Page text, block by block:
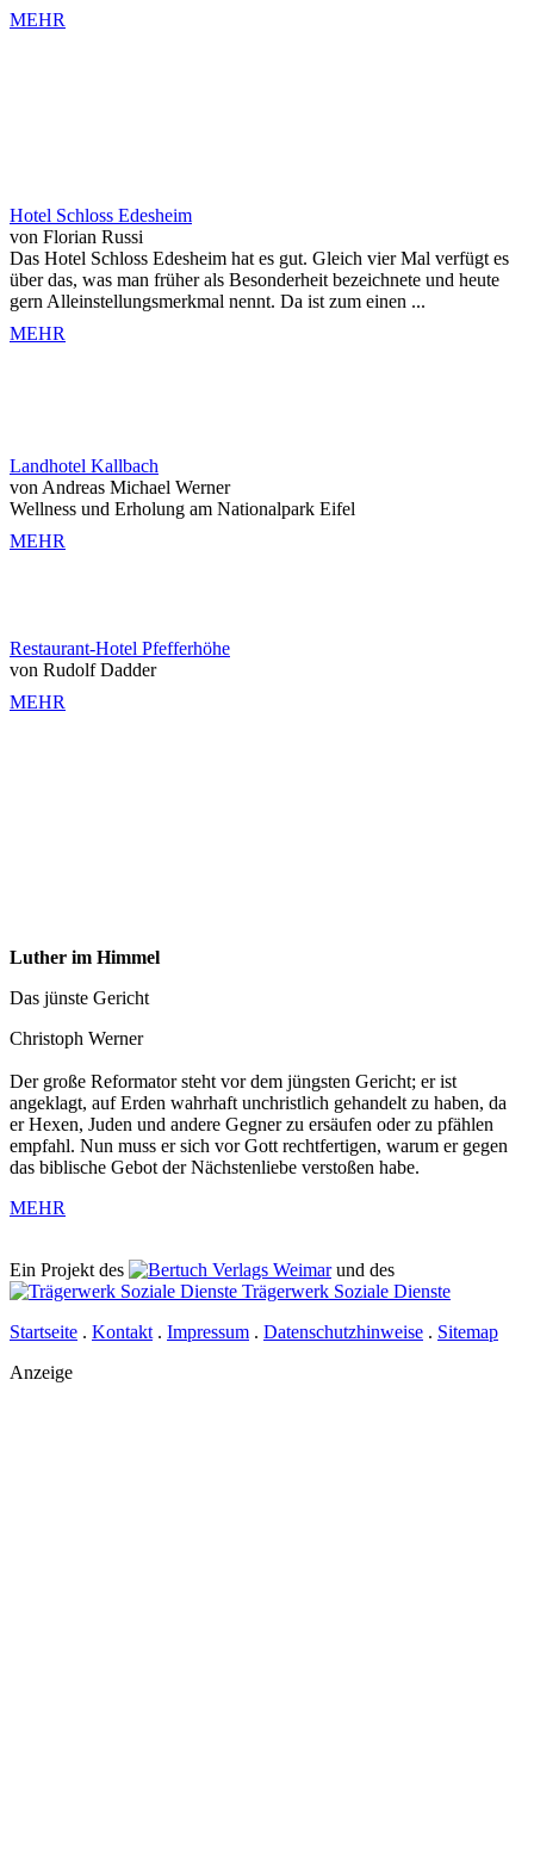
MEHR
Hotel Schloss Edesheim
von Florian Russi
Das Hotel Schloss Edesheim hat es gut. Gleich vier Mal verfügt es
über das, was man früher als Besonderheit bezeichnete und heute
gern Alleinstellungsmerkmal nennt. Da ist zum einen ...
MEHR
Landhotel Kallbach
von Andreas Michael Werner
Wellness und Erholung am Nationalpark Eifel
MEHR
Restaurant-Hotel Pfefferhöhe
von Rudolf Dadder
MEHR
Luther im Himmel
Das jünste Gericht
Christoph Werner
Der große Reformator steht vor dem jüngsten Gericht; er ist
angeklagt, auf Erden wahrhaft unchristlich gehandelt zu haben, da
er Hexen, Juden und andere Gegner zu ersäufen oder zu pfählen
empfahl. Nun muss er sich vor Gott rechtfertigen, warum er gegen
das biblische Gebot der Nächstenliebe verstoßen habe.
MEHR
Ein Projekt des Verlags Weimarund des
Trägerwerk Soziale Dienste
Startseite . Kontakt . Impressum . Datenschutzhinweise . Sitemap
Anzeige